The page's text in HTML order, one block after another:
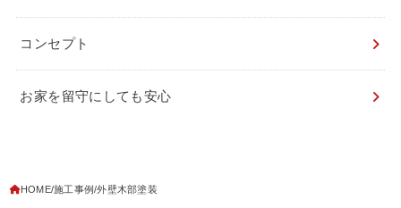
コンセプト
お家を留守にしても安心
HOME 施工事例 外壁木部塗装